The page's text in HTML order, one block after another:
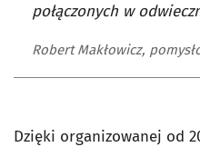
połączonych w
Robert Makłowicz,
Dzięki organizowanej od